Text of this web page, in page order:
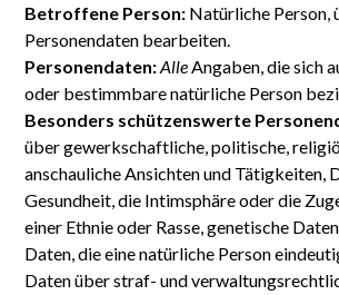
Betroffene Person: Natürliche Person,
Personen­daten bearbeiten.
Personen­daten:AlleAngaben, die sich
oder bestimmbare natürliche Person
Besonders schützenswerte
über gewerk­schaftliche, politische,
anschauliche Ansichten und Tätigkeiten,
Gesund­heit, die Intim­sphäre oder die
einer Ethnie oder Rasse, genetische
Daten, die eine natürliche Person
Daten über straf- und